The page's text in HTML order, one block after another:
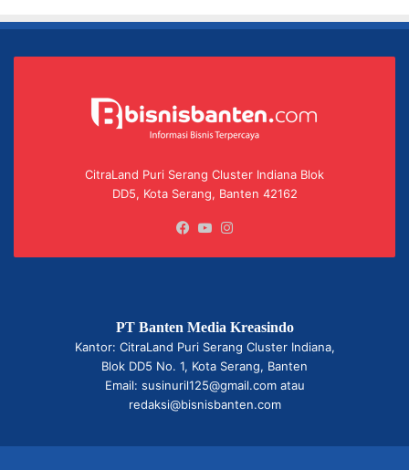
CitraLand Puri Serang Cluster Indiana Blok
DD5, Kota Serang, Banten 42162
Facebook
YouTube
PT Banten Media Kreasindo
Kantor: CitraLand Puri Serang Cluster Indiana,
Blok DD5 No. 1, Kota Serang, Banten
Email: susinuril125@gmail.com atau
redaksi@bisnisbanten.com